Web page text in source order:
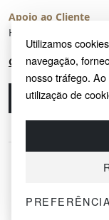
Utilizamos
navegação,
nosso tráfego.
utilização de
Apoio ao Cliente
Horário de
Centro de Ajuda
Ligue-nos
© 2026 SAYRUG OÜ ·